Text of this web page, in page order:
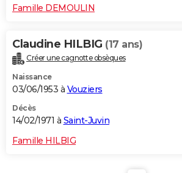
Famille DEMOULIN
Claudine HILBIG (17 ans)
Créer une cagnotte obsèques
Naissance
03/06/1953 à Vouziers
Décès
14/02/1971 à Saint-Juvin
Famille HILBIG